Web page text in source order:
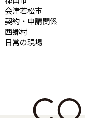
会津若松市
契約・申請関係
西郷村
日常の現場